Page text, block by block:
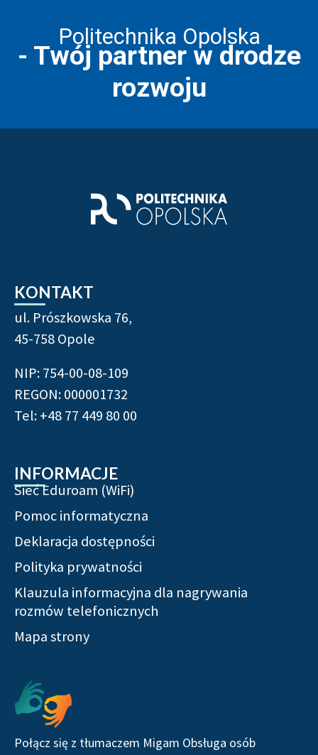
Politechnika Opolska
- Twój partner w drodze
rozwoju
KONTAKT
ul. Prószkowska 76,
45-758 Opole
NIP: 754-00-08-109
REGON: 000001732
Tel: +48 77 449 80 00
INFORMACJE
Sieć Eduroam (WiFi)
Pomoc informatyczna
Deklaracja dostępności
Polityka prywatności
Klauzula informacyjna dla nagrywania
rozmów telefonicznych
Mapa strony
Połącz się z tłumaczem Migam Obsługa osób
Serwisy społecznościowe